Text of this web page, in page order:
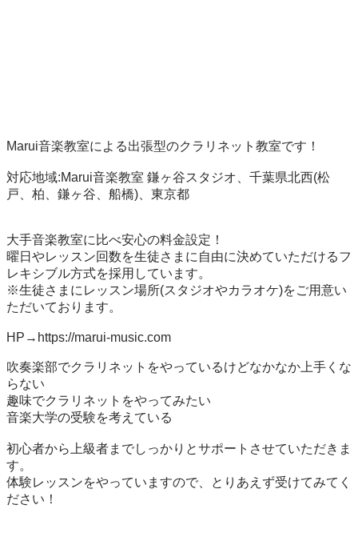
Marui音楽教室による出張型のクラリネット教室です！
対応地域:Marui音楽教室 鎌ヶ谷スタジオ、千葉県北西(松
戸、柏、鎌ヶ谷、船橋)、東京都
大手音楽教室に比べ安心の料金設定！
曜日やレッスン回数を生徒さまに自由に決めていただけるフ
レキシブル方式を採用しています。
※生徒さまにレッスン場所(スタジオやカラオケ)をご用意い
ただいております。
HP→https://marui-music.com
吹奏楽部でクラリネットをやっているけどなかなか上手くな
らない
趣味でクラリネットをやってみたい
音楽大学の受験を考えている
初心者から上級者までしっかりとサポートさせていただきま
す。
体験レッスンをやっていますので、とりあえず受けてみてく
ださい！